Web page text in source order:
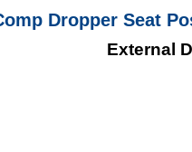
Dropper Seat
External